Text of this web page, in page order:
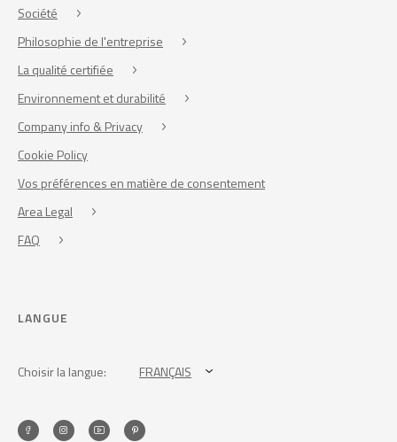
Société
Philosophie de l'entreprise
La qualité certifiée
Environnement et durabilité
Company info & Privacy
Cookie Policy
Vos préférences en matière de consentement
Area Legal
FAQ
LANGUE
Choisir la langue: FRANÇAIS